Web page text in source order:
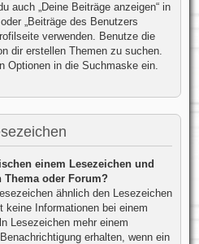
auch „Deine Beiträge anzeigen“ in
„Beiträge des Benutzers
verwenden. Benutze die
dir erstellen Themen zu suchen.
Optionen in die Suchmaske ein.
einem Lesezeichen und
Thema oder Forum?
ähnlich den Lesezeichen
keine Informationen bei einem
Lesezeichen mehr einem
erhalten, wenn ein